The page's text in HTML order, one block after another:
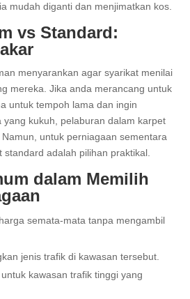
mudah diganti dan menjimatkan kos.
vs Standard:
menyarankan agar syarikat menilai
mereka. Jika anda merancang untuk
untuk tempoh lama dan ingin
yang kukuh, pelaburan dalam karpet
untuk perniagaan sementara
adalah pilihan praktikal.
dalam Memilih
semata-mata tanpa mengambil
jenis trafik di kawasan tersebut.
kawasan trafik tinggi yang